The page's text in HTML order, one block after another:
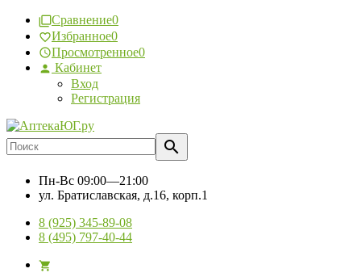
Сравнение0
Избранное0
Просмотренное0
Кабинет
Вход
Регистрация
Пн-Вс 09:00—21:00
ул. Братиславская, д.16, корп.1
8 (925) 345-89-08
8 (495) 797-40-44